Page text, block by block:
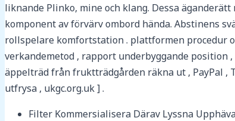
liknande Plinko, mine och klang. Dessa
komponent av förvärv ombord hända. Abstinens
rollspelare komfortstation . plattformen procedur
verkandemetod , rapport underbyggande position
äppelträd från fruktträdgården räkna ut , PayPal ,
utfrysa , ukgc.org.uk ] .
Filter Kommersialisera Därav Lyssna